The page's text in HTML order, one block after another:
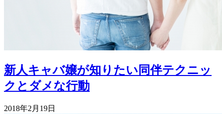
新人キャバ嬢が知りたい同伴テクニッ
クとダメな行動
2018年2月19日